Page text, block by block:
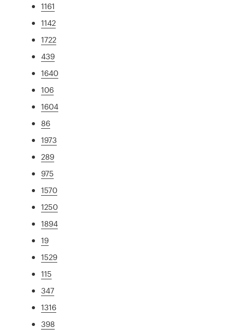
1161
1142
1722
439
1640
106
1604
86
1973
289
975
1570
1250
1894
19
1529
115
347
1316
398